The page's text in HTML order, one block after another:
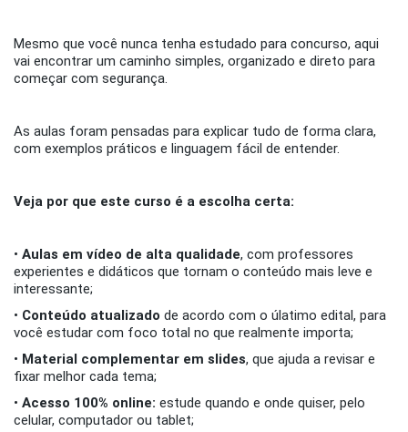
Mesmo que você nunca tenha estudado para concurso, aqui
vai encontrar um caminho simples, organizado e direto para
começar com segurança.
As aulas foram pensadas para explicar tudo de forma clara,
com exemplos práticos e linguagem fácil de entender.
Veja por que este curso é a escolha certa:
• Aulas em vídeo de alta qualidade, com professores
experientes e didáticos que tornam o conteúdo mais leve e
interessante;
• Conteúdo atualizado de acordo com o úlatimo edital, para
você estudar com foco total no que realmente importa;
• Material complementar em slides, que ajuda a revisar e
fixar melhor cada tema;
• Acesso 100% online: estude quando e onde quiser, pelo
celular, computador ou tablet;